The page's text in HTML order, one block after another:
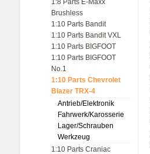
1:8 Parts E-Maxx
Brushless
1:10 Parts Bandit
1:10 Parts Bandit VXL
1:10 Parts BIGFOOT
1:10 Parts BIGFOOT
No.1
1:10 Parts Chevrolet
Blazer TRX-4
Antrieb/Elektronik
Fahrwerk/Karosserie
Lager/Schrauben
Werkzeug
1:10 Parts Craniac